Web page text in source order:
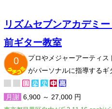
リズムセブンアカデミ
前ギター教室
0
プロやメジャーアーティ
がパーソナルに指導するギ
月謝 6,900 ～ 27,000 円